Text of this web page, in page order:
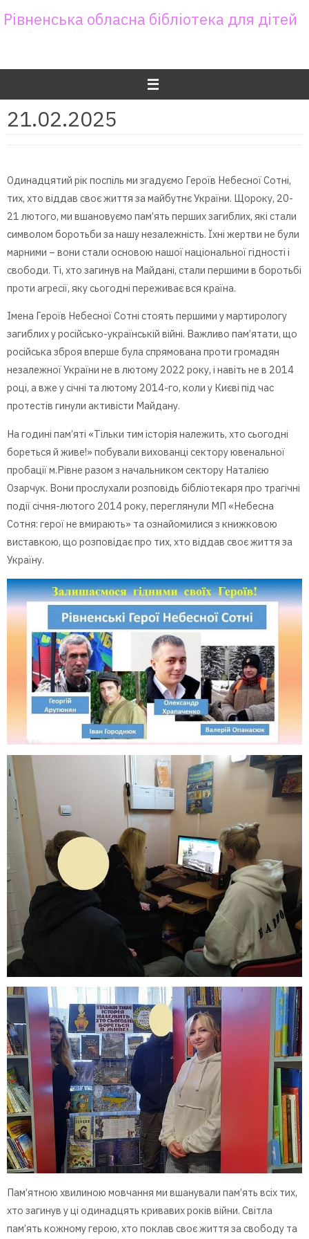
toРівненська обласна бібліотека для дітей
21.02.2025
Одинадцятий рік поспіль ми згадуємо Героїв Небесної Сотні,
тих, хто віддав своє життя за майбутнє України. Щороку, 20-
21 лютого, ми вшановуємо пам’ять перших загиблих, які стали
символом боротьби за нашу незалежність. Їхні жертви не були
марними – вони стали основою нашої національної гідності і
свободи. Ті, хто загинув на Майдані, стали першими в боротьбі
проти агресії, яку сьогодні переживає вся країна.
Імена Героїв Небесної Сотні стоять першими у мартирологу
загиблих у російсько-українській війні. Важливо пам’ятати, що
російська зброя вперше була спрямована проти громадян
незалежної України не в лютому 2022 року, і навіть не в 2014
році, а вже у січні та лютому 2014-го, коли у Києві під час
протестів гинули активісти Майдану.
На годині пам’яті «Тільки тим історія належить, хто сьогодні
бореться й живе!» побували вихованці сектору ювенальної
пробації м.Рівне разом з начальником сектору Наталією
Озарчук. Вони прослухали розповідь бібліотекаря про трагічні
події січня-лютого 2014 року, переглянули МП «Небесна
Сотня: герої не вмирають» та ознайомилися з книжковою
виставкою, що розповідає про тих, хто віддав своє життя за
Україну.
Пам’ятною хвилиною мовчання ми вшанували пам’ять всіх тих,
хто загинув у ці одинадцять кривавих років війни. Світла
пам’ять кожному герою, хто поклав своє життя за свободу та